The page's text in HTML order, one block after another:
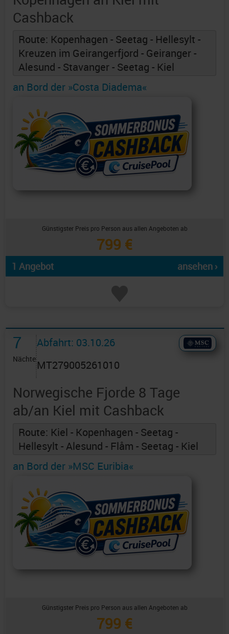
Cashback
Route: Kopenhagen - Seetag - Hellesylt -
Kreuzen im Geirangerfjord - Geiranger -
Alesund - Stavanger - Seetag - Kiel
an Bord der »Costa Diadema«
Günstigster Preis pro Person aus allen Angeboten ab
799 €
1 Angebot ansehen ›
7
Nächte
Abfahrt: 03.10.26
MT279005261010
Norwegische Fjorde 8 Tage
ab/an Kiel mit Cashback
Route: Kiel - Kopenhagen - Seetag -
Hellesylt - Alesund - Flåm - Seetag - Kiel
an Bord der »MSC Euribia«
Günstigster Preis pro Person aus allen Angeboten ab
799 €